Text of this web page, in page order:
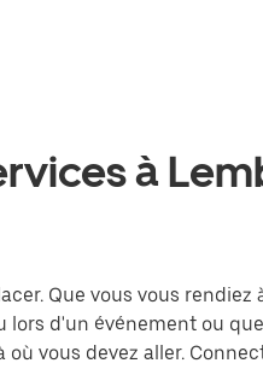
à
Que vous vous rendiez
d'un événement ou
vous devez aller.